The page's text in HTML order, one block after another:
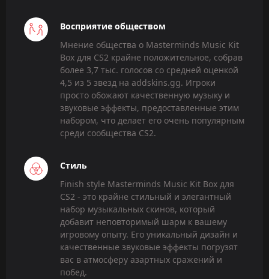
Восприятие обществом
Мнение общества о Masterminds Music Kit
Box для CS2 крайне положительное, собрав
более 3,7 тыс. голосов со средней оценкой
4,5 из 5 звезд на addskins.gg. Игроки
просто обожают качественную музыку и
звуковые эффекты, предоставленные этим
набором, что делает его очень популярным
среди сообщества CS2.
Стиль
Finish style Masterminds Music Kit Box для
CS2 - это крайне стильный и элегантный
набор музыкальных скинов, который
добавит неповторимый шарм к вашему
игровому опыту. Его уникальный дизайн и
качественные звуковые эффекты погрузят
вас в атмосферу азартных сражений и
побед.